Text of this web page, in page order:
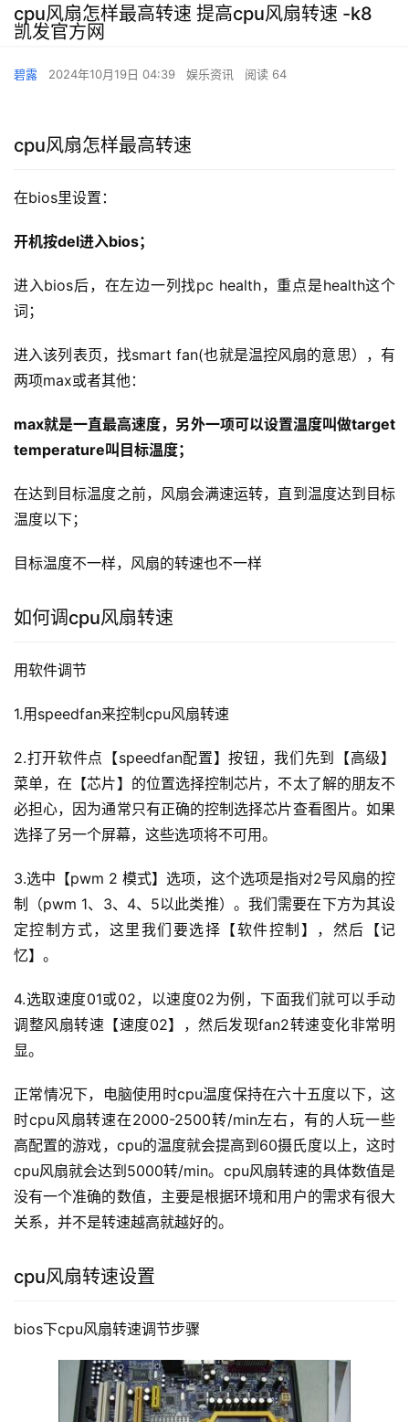
cpu风扇怎样最高转速 提高cpu风扇转速 -k8
凯发官方网
碧露 2024年10月19日 04:39 娱乐资讯 阅读 64
cpu风扇怎样最高转速
在bios里设置：
开机按del进入bios；
进入bios后，在左边一列找pc health，重点是health这个
词；
进入该列表页，找smart fan(也就是温控风扇的意思），有
两项max或者其他：
max就是一直最高速度，另外一项可以设置温度叫做target
temperature叫目标温度；
在达到目标温度之前，风扇会满速运转，直到温度达到目标
温度以下；
目标温度不一样，风扇的转速也不一样
如何调cpu风扇转速
用软件调节
1.用speedfan来控制cpu风扇转速
2.打开软件点【speedfan配置】按钮，我们先到【高级】
菜单，在【芯片】的位置选择控制芯片，不太了解的朋友不
必担心，因为通常只有正确的控制选择芯片查看图片。如果
选择了另一个屏幕，这些选项将不可用。
3.选中【pwm 2 模式】选项，这个选项是指对2号风扇的控
制（pwm 1、3、4、5以此类推）。我们需要在下方为其设
定控制方式，这里我们要选择【软件控制】，然后【记
忆】。
4.选取速度01或02，以速度02为例，下面我们就可以手动
调整风扇转速【速度02】，然后发现fan2转速变化非常明
显。
正常情况下，电脑使用时cpu温度保持在六十五度以下，这
时cpu风扇转速在2000-2500转/min左右，有的人玩一些
高配置的游戏，cpu的温度就会提高到60摄氏度以上，这时
cpu风扇就会达到5000转/min。cpu风扇转速的具体数值是
没有一个准确的数值，主要是根据环境和用户的需求有很大
关系，并不是转速越高就越好的。
cpu风扇转速设置
bios下cpu风扇转速调节步骤